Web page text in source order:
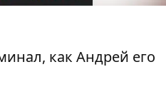
как Андрей его